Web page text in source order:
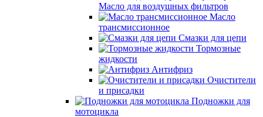
Масло для воздушных фильтров
Масло
трансмиссионное
Смазки для цепи
Тормозные
жидкости
Антифриз
Очистители
и присадки
Подножки для
мотоцикла